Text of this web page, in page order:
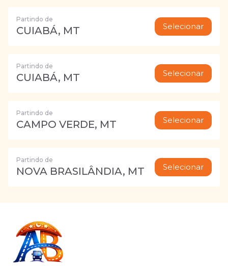
Partindo de
CUIABÁ, MT Selecionar
Partindo de
CUIABÁ, MT Selecionar
Partindo de
CAMPO VERDE, MT Selecionar
Partindo de
NOVA BRASILÂNDIA, MT Selecionar